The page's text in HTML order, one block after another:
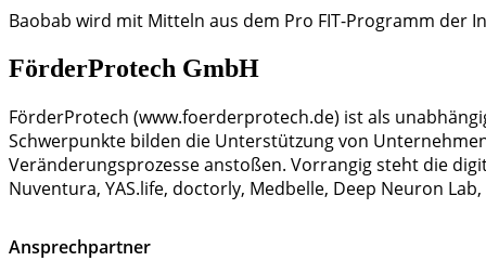
Baobab wird mit Mitteln aus dem Pro FIT-Programm
FörderProtech GmbH
FörderProtech (www.foerderprotech.de) ist als
Schwerpunkte bilden die Unterstützung von
Veränderungsprozesse anstoßen. Vorrangig steht die
Nuventura, YAS.life, doctorly, Medbelle, Deep Neuron
Ansprechpartner